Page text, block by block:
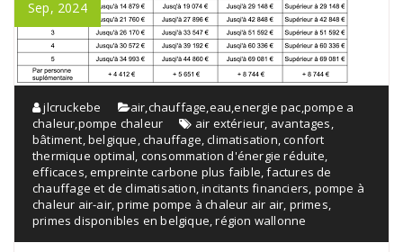
Sep, 2024
jlcruckebe air chauffage eau ,energie pac pompe a
chaleur pompe chaleur air extérieur avantages
bâtiment ,belgique ,chauffage ,climatisation ,confort
thermique optimal consommation d'énergie réduite
efficaces ,empreinte carbone plus faible ,factures de
chauffage et de climatisation ,incitants financiers pompe à
chaleur air-air ,prime pompe à chaleur air air primes
primes disponibles en belgique ,région wallonne